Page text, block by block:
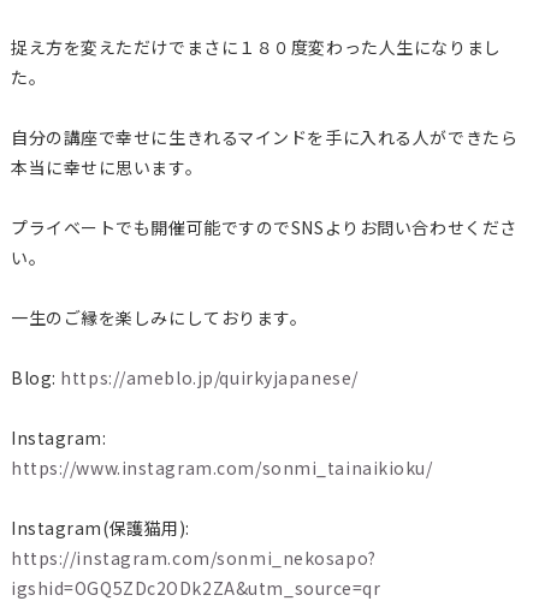
捉え方を変えただけでまさに１８０度変わった人生になりまし
た。
自分の講座で幸せに生きれるマインドを手に入れる人ができたら
本当に幸せに思います。
プライベートでも開催可能ですのでSNSよりお問い合わせくださ
い。
一生のご縁を楽しみにしております。
Blog: https://ameblo.jp/quirkyjapanese/
Instagram:
https://www.instagram.com/sonmi_tainaikioku/
Instagram(保護猫用):
https://instagram.com/sonmi_nekosapo?
igshid=OGQ5ZDc2ODk2ZA&utm_source=qr